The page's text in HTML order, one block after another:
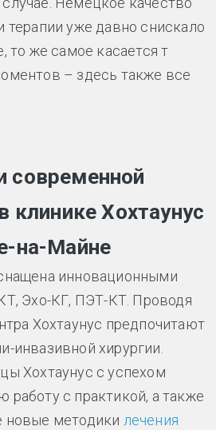
терапии уже давно снискало
то же самое касается т
– здесь также все
современной
клинике Хохтаунус
на-Майне
инновационными
Эхо-КГ, ПЭТ-КТ. Проводя
Хохтаунус предпочитают
инвазивной хирургии.
Хохтаунус с успехом
с практикой, а также
новые методики лечения